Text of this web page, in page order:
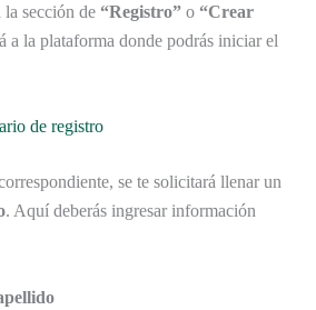
sección de “Registro” o “Crear
a la plataforma donde podrás iniciar el
de registro
se te solicitará llenar un
. Aquí deberás ingresar información